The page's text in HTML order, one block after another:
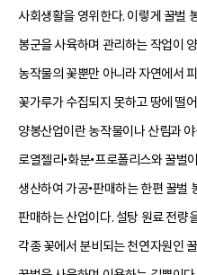
사회생활을 영위한다. 이렇게 꿀벌
봉군을 사육하며 관리하는 작업이
농작물의 꽃뿐만 아니라 자연에서
꽃가루가 수집되지 못하고 땅에 떨
양봉산업이란 농작물이나 산림과
로열젤리•화분•프로폴리스와 꿀벌
생산하여 가공•판매하는 한편 꿀벌
판매하는 산업이다. 설탕 원료 전량
각종 꽃에서 분비되는 천연자원인